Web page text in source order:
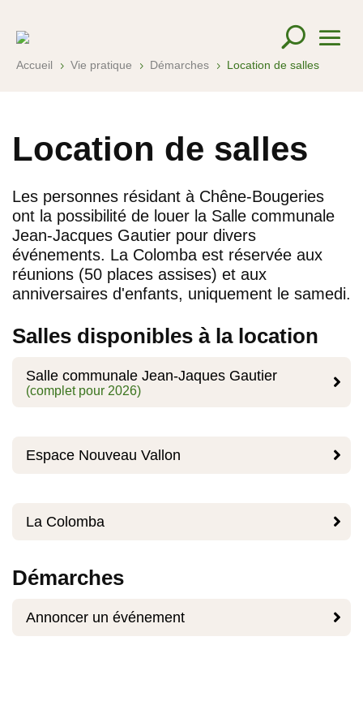
Accueil 5 Vie pratique 5 Démarches 5 Location de salles
Location de salles
Les personnes résidant à Chêne-Bougeries
ont la possibilité de louer la Salle communale
Jean-Jacques Gautier pour divers
événements. La Colomba est réservée aux
réunions (50 places assises) et aux
anniversaires d'enfants, uniquement le samedi.
Salles disponibles à la location

Salle communale Jean-Jaques Gautier
(complet pour 2026)

Espace Nouveau Vallon

La Colomba
Démarches

Annoncer un événement